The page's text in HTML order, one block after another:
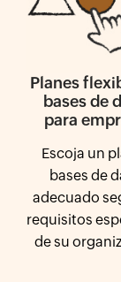
Planes
bases de
para
Escoja un
bases de
adecuado
requisitos
de su